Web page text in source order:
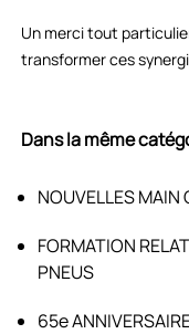
Un merci tout
transformer ces
Dans la même
NOUVELLES MAIN
FORMATION
PNEUS
65e